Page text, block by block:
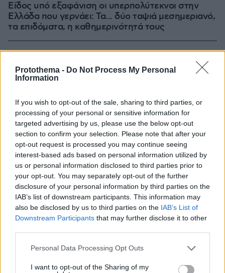
Protothema - Do Not Process My Personal
Information
If you wish to opt-out of the sale, sharing to third parties, or
processing of your personal or sensitive information for
targeted advertising by us, please use the below opt-out
section to confirm your selection. Please note that after your
opt-out request is processed you may continue seeing
interest-based ads based on personal information utilized by
us or personal information disclosed to third parties prior to
your opt-out. You may separately opt-out of the further
disclosure of your personal information by third parties on the
IAB’s list of downstream participants. This information may
also be disclosed by us to third parties on the IAB’s List of
Downstream Participants that may further disclose it to other
Please note that this website/app uses one or more Google
not limited to your visit or usage behaviour. You may click to
Personal Data Processing Opt Outs
I want to opt-out of the Sharing of my
Είδος υπό εξαφάνιση οι υπερπολύτεκνοι στην
Ελλάδα που γερνάει: Τα... δύο ταψιά μεσημεριανό,
τα επιδόματα, η καθημερινότητά τους
Ο Τούρκος πρώην σέντερ του NBA
δηλώνει ότι πληροί τα κριτήρια...
07.08.2026, 23:30 27
Άλλος για data center; Επενδύσεις
€50 δισ. την ερχόμενη δεκαετία
07.08.2026, 20:16 327
Νέες καταγγελίες στην Ελπίδα για τη
Καρυστιανού και αυλικοί το